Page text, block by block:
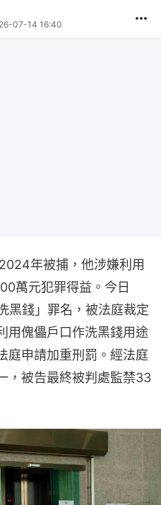
07-14 16:40
年被捕，他涉嫌利用
萬元犯罪得益。今日
黑錢」罪名，被法庭裁定
用傀儡戶口作洗黑錢用途
庭申請加重刑罰。經法庭
，被告最終被判處監禁33